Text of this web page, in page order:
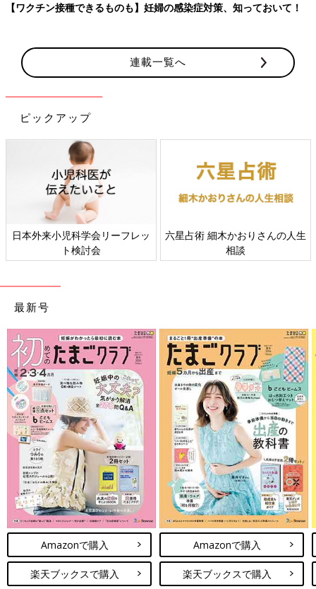
【ワクチン接種できるものも】妊婦の感染症対策、知っておいて！
連載一覧へ
ピックアップ
日本外来小児科学会リーフレッ
ト検討会
六星占術 細木かおりさんの人生
相談
最新号
Amazonで購入
楽天ブックスで購入
Amazonで購入
楽天ブックスで購入